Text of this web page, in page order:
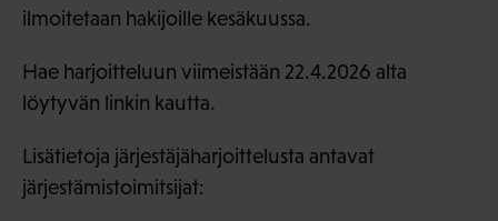
ilmoitetaan hakijoille kesäkuussa.
Hae harjoitteluun viimeistään 22.4.2026 alta
löytyvän linkin kautta.
Lisätietoja järjestäjäharjoittelusta antavat
järjestämistoimitsijat: